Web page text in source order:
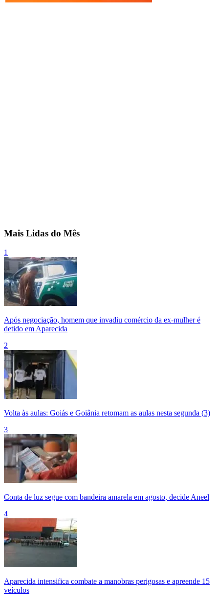
Mais Lidas do Mês
1
Após negociação, homem que invadiu comércio da ex-mulher é
detido em Aparecida
2
Volta às aulas: Goiás e Goiânia retomam as aulas nesta segunda (3)
3
Conta de luz segue com bandeira amarela em agosto, decide Aneel
4
Aparecida intensifica combate a manobras perigosas e apreende 15
veículos